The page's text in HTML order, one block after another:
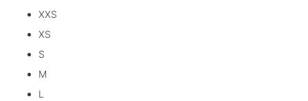
XXS
XS
S
M
L